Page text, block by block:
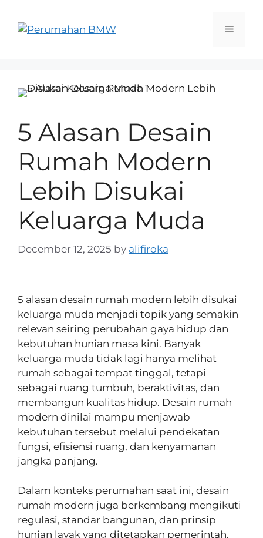
5 Alasan Desain
Rumah Modern
Lebih Disukai
Keluarga Muda
December 12, 2025 by alifiroka
5 alasan desain rumah modern lebih disukai
keluarga muda menjadi topik yang semakin
relevan seiring perubahan gaya hidup dan
kebutuhan hunian masa kini. Banyak
keluarga muda tidak lagi hanya melihat
rumah sebagai tempat tinggal, tetapi
sebagai ruang tumbuh, beraktivitas, dan
membangun kualitas hidup. Desain rumah
modern dinilai mampu menjawab
kebutuhan tersebut melalui pendekatan
fungsi, efisiensi ruang, dan kenyamanan
jangka panjang.
Dalam konteks perumahan saat ini, desain
rumah modern juga berkembang mengikuti
regulasi, standar bangunan, dan prinsip
hunian layak yang ditetapkan pemerintah.